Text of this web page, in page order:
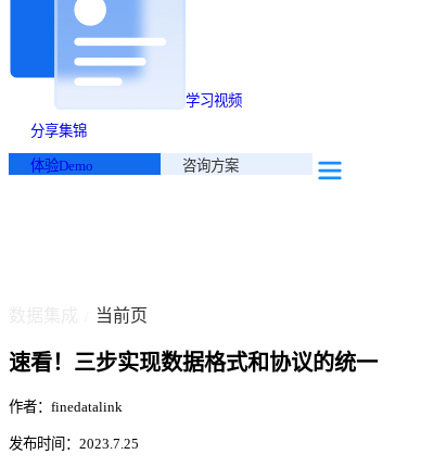
学习视频
分享集锦
体验Demo 咨询方案
当前页
速看！三步实现数据格式和协议的统一
作者：finedatalink
发布时间：2023.7.25